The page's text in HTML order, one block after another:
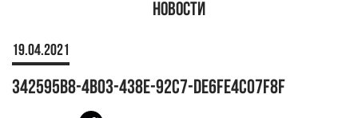
Новости
19.04.2021
342595B8-4B03-438E-92C7-DE6FE4C07F8F